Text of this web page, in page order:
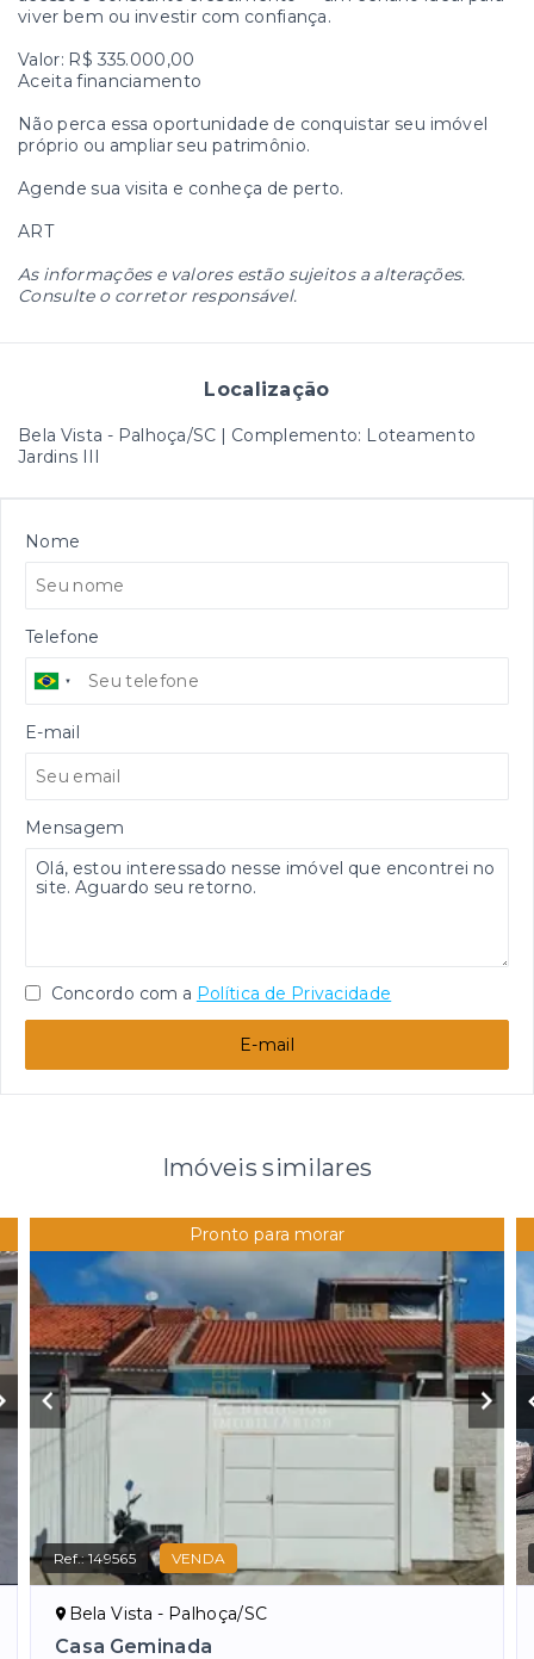
viver bem ou investir com confiança.
Valor: R$ 335.000,00
Aceita financiamento
Não perca essa oportunidade de conquistar seu imóvel
próprio ou ampliar seu patrimônio.
Agende sua visita e conheça de perto.
ART
As informações e valores estão sujeitos a alterações.
Consulte o corretor responsável.
Localização
Bela Vista - Palhoça/SC | Complemento: Loteamento
Jardins III
Nome
Telefone
E-mail
Mensagem
Concordo com a Política de Privacidade
E-mail
Imóveis similares
Pronto para morar
Ref.:149565 VENDA
Bela Vista - Palhoça/SC
Casa Geminada